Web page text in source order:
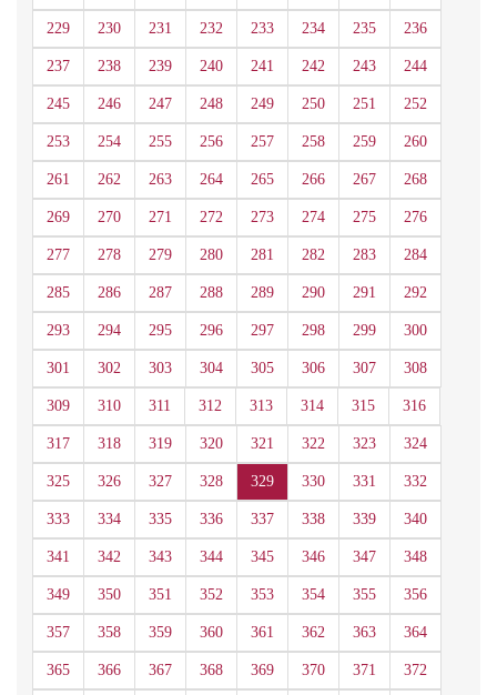
229 230 231 232 233 234 235 236
237 238 239 240 241 242 243 244
245 246 247 248 249 250 251 252
253 254 255 256 257 258 259 260
261 262 263 264 265 266 267 268
269 270 271 272 273 274 275 276
277 278 279 280 281 282 283 284
285 286 287 288 289 290 291 292
293 294 295 296 297 298 299 300
301 302 303 304 305 306 307 308
309 310 311 312 313 314 315 316
317 318 319 320 321 322 323 324
325 326 327 328 329 330 331 332
333 334 335 336 337 338 339 340
341 342 343 344 345 346 347 348
349 350 351 352 353 354 355 356
357 358 359 360 361 362 363 364
365 366 367 368 369 370 371 372